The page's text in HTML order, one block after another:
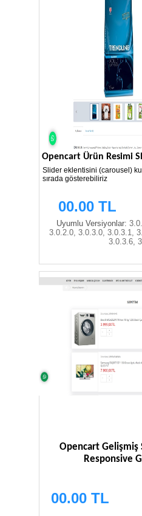
Opencart Ürün Resimi
00.00 TL
Uyumlu Versiyonlar:
3.0.2.0, 3.0.3.0, 3.0.3.1,
3.0.3.6,
Slider eklentisini (carousel)
sırada gösterebiliriz
Opencart Gelişmiş
Responsive
00.00 TL